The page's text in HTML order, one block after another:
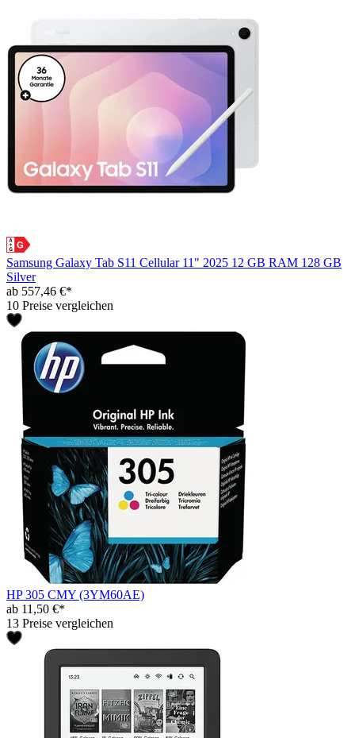
Samsung Galaxy Tab S11 Cellular 11" 2025 12 GB RAM 128 GB
Silver
ab 557,46 €*
10 Preise vergleichen
HP 305 CMY (3YM60AE)
ab 11,50 €*
13 Preise vergleichen